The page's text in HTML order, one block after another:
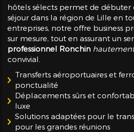
hôtels sélects permet de débuter
séjour dans la région de Lille en
entreprises, notre offre business
sur mesure, tout en assurant un
professionnel Ronchin
convivial.
Transferts aéroportuaires et
ponctualité
Déplacements sûrs et
luxe
Solutions adaptées pour le
pour les grandes réunions